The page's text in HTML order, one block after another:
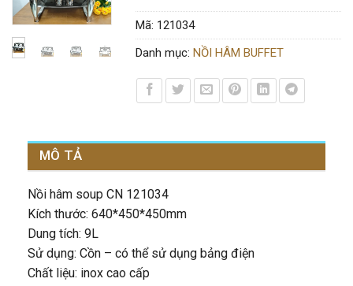
Mã: 121034
Danh mục: NỒI HÂM BUFFET
MÔ TẢ
Nồi hâm soup CN 121034
Kích thước: 640*450*450mm
Dung tích: 9L
Sử dụng: Cồn – có thể sử dụng bảng điện
Chất liệu: inox cao cấp